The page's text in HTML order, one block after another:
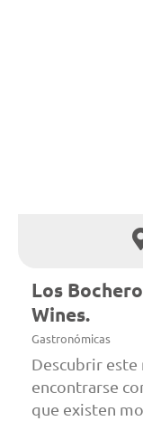
Los
Wines.
Gastronómicas
Descubrir
encontrarse
que existen